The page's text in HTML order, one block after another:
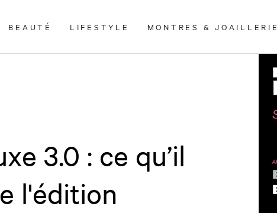
BEAUTÉ LIFESTYLE MONTRES & JOAILLERIE
3.0 : ce qu’il
l'édition